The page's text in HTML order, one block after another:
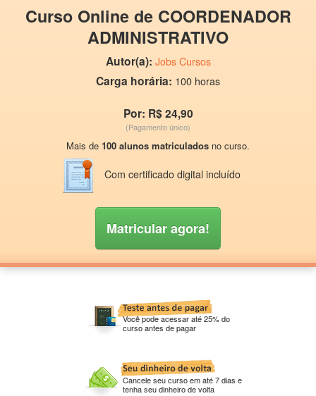
Curso Online de COORDENADOR
ADMINISTRATIVO
Autor(a): Jobs Cursos
Carga horária: 100 horas
Por: R$ 24,90
(Pagamento único)
Mais de 100 alunos matriculados no curso.
Com certificado digital incluído
Matricular agora!
Você pode acessar até 25% do
curso antes de pagar
Cancele seu curso em até 7 dias e
tenha seu dinheiro de volta